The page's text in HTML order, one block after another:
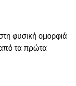
φυσική ομορφιά
τα πρώτα